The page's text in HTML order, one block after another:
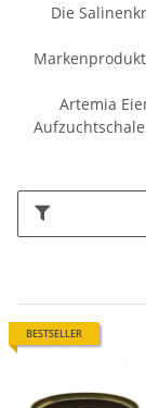
Die
Artemia
BESTSELLER